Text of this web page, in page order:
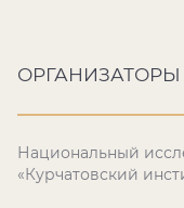
Национальный
«Курчатовский